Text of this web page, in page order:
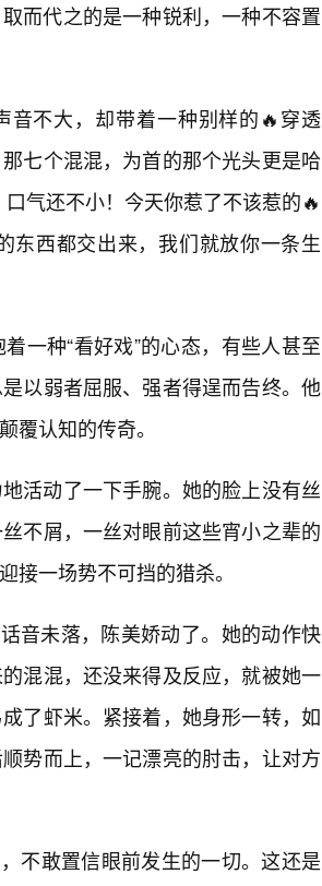
而代之的是一种锐利，一种不容置
音不大，却带着一种别样的🔥穿透
七个混混，为首的那个光头更是哈
气还不小！今天你惹了不该惹的🔥
东西都交出来，我们就放你一条生
一种“看好戏”的心态，有些人甚至
以弱者屈服、强者得逞而告终。他
覆认知的传奇。
活动了一下手腕。她的脸上没有丝
不屑，一丝对眼前这些宵小之辈的
接一场势不可挡的猎杀。
音未落，陈美娇动了。她的动作快
混混，还没来得及反应，就被她一
了虾米。紧接着，她身形一转，如
势而上，一记漂亮的肘击，让对方
不敢置信眼前发生的一切。这还是